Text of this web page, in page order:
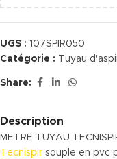
UGS : 107SPIR050
Catégorie :
Tuyau
Share:
Description
METRE TUYAU
Tecnispir souple en pvc